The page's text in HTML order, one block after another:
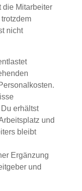
die Mitarbeiter
nicht
erhältst
und
bleibt
Ergänzung
und